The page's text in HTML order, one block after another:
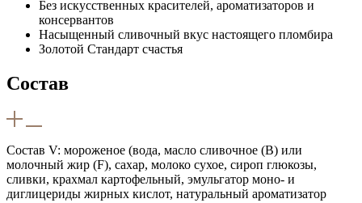
Без искусственных красителей, ароматизаторов и
консервантов
Насыщенный сливочный вкус настоящего пломбира
Золотой Стандарт счастья
Состав
Состав V: мороженое (вода, масло сливочное (B) или
молочный жир (F), сахар, молоко сухое, сироп глюкозы,
сливки, крахмал картофельный, эмульгатор моно- и
диглицериды жирных кислот, натуральный ароматизатор